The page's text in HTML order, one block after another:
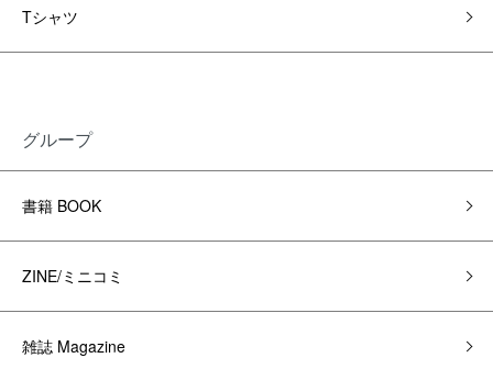
Tシャツ
グループ
書籍 BOOK
ZINE/ミニコミ
雑誌 Magazine